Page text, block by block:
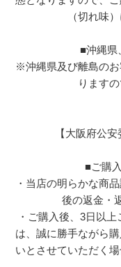
（切れ味
■沖縄県
※沖縄県及び離島の
ります
【大阪府公
■ご購
・当店の明らかな商
後の返金・
・ご購入後、3日以
は、誠に勝手ながら
いとさせていただく